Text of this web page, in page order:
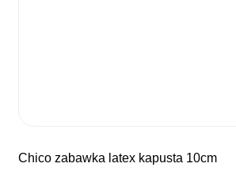
chico zabawka latex kapusta 10cm